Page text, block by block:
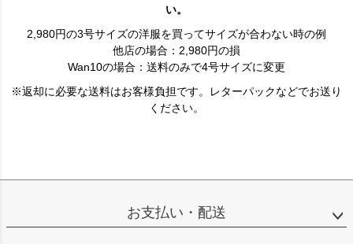
い。
2,980円の3号サイズの洋服を買ってサイズが合わない時の例
他店の場合：2,980円の損
Wan10の場合：送料のみで4号サイズに変更
※返却に必要な送料はお客様負担です。レターパックなどでお送り
ください。
お支払い・配送